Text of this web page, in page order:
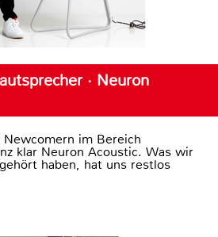
· Neuron
im Bereich
klar Neuron Acoustic. Was wir
haben, hat uns restlos